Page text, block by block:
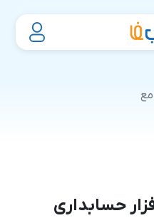
حسابداری